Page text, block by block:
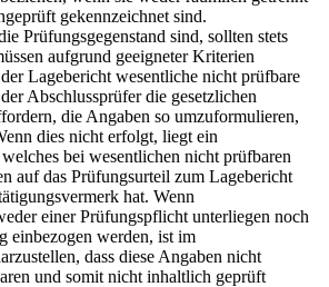
gekennzeichnet sind.
Prüfungsgegenstand sind, sollten stets
aufgrund geeigneter Kriterien
Lagebericht wesentliche nicht prüfbare
Abschlussprüfer die gesetzlichen
die Angaben so umzuformulieren,
dies nicht erfolgt, liegt ein
bei wesentlichen nicht prüfbaren
auf das Prüfungsurteil zum Lagebericht
hat. Wenn
einer Prüfungspflicht unterliegen noch
einbezogen werden, ist im
dass diese Angaben nicht
und somit nicht inhaltlich geprüft